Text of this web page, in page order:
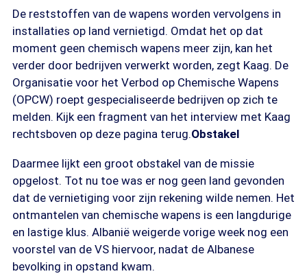
De reststoffen van de wapens worden vervolgens in
installaties op land vernietigd. Omdat het op dat
moment geen chemisch wapens meer zijn, kan het
verder door bedrijven verwerkt worden, zegt Kaag. De
Organisatie voor het Verbod op Chemische Wapens
(OPCW) roept gespecialiseerde bedrijven op zich te
melden. Kijk een fragment van het interview met Kaag
rechtsboven op deze pagina terug.Obstakel
Daarmee lijkt een groot obstakel van de missie
opgelost. Tot nu toe was er nog geen land gevonden
dat de vernietiging voor zijn rekening wilde nemen. Het
ontmantelen van chemische wapens is een langdurige
en lastige klus. Albanië weigerde vorige week nog een
voorstel van de VS hiervoor, nadat de Albanese
bevolking in opstand kwam.